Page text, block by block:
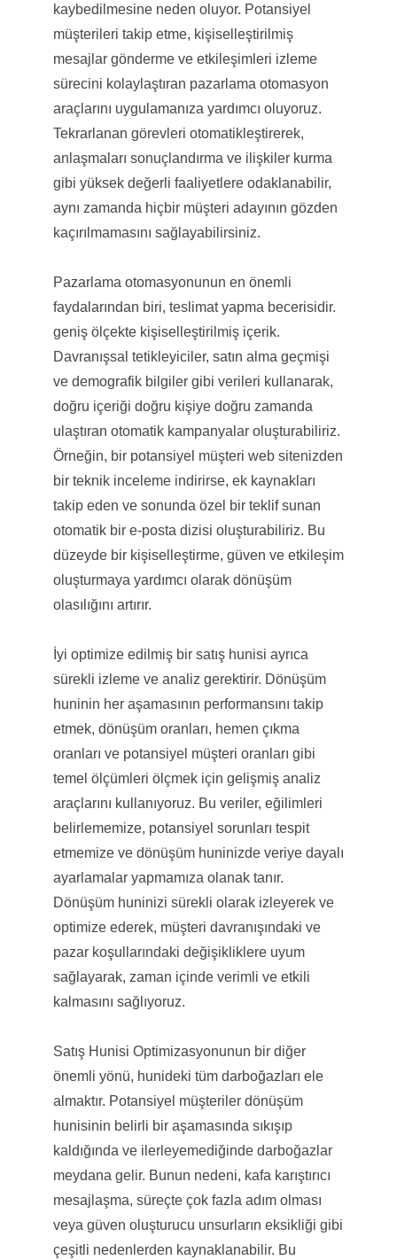
kaybedilmesine neden oluyor. Potansiyel
müşterileri takip etme, kişiselleştirilmiş
mesajlar gönderme ve etkileşimleri izleme
sürecini kolaylaştıran pazarlama otomasyon
araçlarını uygulamanıza yardımcı oluyoruz.
Tekrarlanan görevleri otomatikleştirerek,
anlaşmaları sonuçlandırma ve ilişkiler kurma
gibi yüksek değerli faaliyetlere odaklanabilir,
aynı zamanda hiçbir müşteri adayının gözden
kaçırılmamasını sağlayabilirsiniz.
Pazarlama otomasyonunun en önemli
faydalarından biri, teslimat yapma becerisidir.
geniş ölçekte kişiselleştirilmiş içerik.
Davranışsal tetikleyiciler, satın alma geçmişi
ve demografik bilgiler gibi verileri kullanarak,
doğru içeriği doğru kişiye doğru zamanda
ulaştıran otomatik kampanyalar oluşturabiliriz.
Örneğin, bir potansiyel müşteri web sitenizden
bir teknik inceleme indirirse, ek kaynakları
takip eden ve sonunda özel bir teklif sunan
otomatik bir e-posta dizisi oluşturabiliriz. Bu
düzeyde bir kişiselleştirme, güven ve etkileşim
oluşturmaya yardımcı olarak dönüşüm
olasılığını artırır.
İyi optimize edilmiş bir satış hunisi ayrıca
sürekli izleme ve analiz gerektirir. Dönüşüm
huninin her aşamasının performansını takip
etmek, dönüşüm oranları, hemen çıkma
oranları ve potansiyel müşteri oranları gibi
temel ölçümleri ölçmek için gelişmiş analiz
araçlarını kullanıyoruz. Bu veriler, eğilimleri
belirlememize, potansiyel sorunları tespit
etmemize ve dönüşüm huninizde veriye dayalı
ayarlamalar yapmamıza olanak tanır.
Dönüşüm huninizi sürekli olarak izleyerek ve
optimize ederek, müşteri davranışındaki ve
pazar koşullarındaki değişikliklere uyum
sağlayarak, zaman içinde verimli ve etkili
kalmasını sağlıyoruz.
Satış Hunisi Optimizasyonunun bir diğer
önemli yönü, hunideki tüm darboğazları ele
almaktır. Potansiyel müşteriler dönüşüm
hunisinin belirli bir aşamasında sıkışıp
kaldığında ve ilerleyemediğinde darboğazlar
meydana gelir. Bunun nedeni, kafa karıştırıcı
mesajlaşma, süreçte çok fazla adım olması
veya güven oluşturucu unsurların eksikliği gibi
çeşitli nedenlerden kaynaklanabilir. Bu